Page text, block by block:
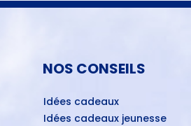
NOS CONSEILS
Idées cadeaux
Idées cadeaux jeunesse